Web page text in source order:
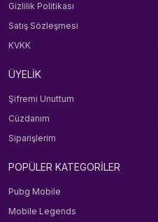
Gizlilik Politikası
Satış Sözleşmesi
KVKK
ÜYELİK
Şifremi Unuttum
Cüzdanım
Siparişlerim
POPÜLER KATEGORİLER
Pubg Mobile
Mobile Legends